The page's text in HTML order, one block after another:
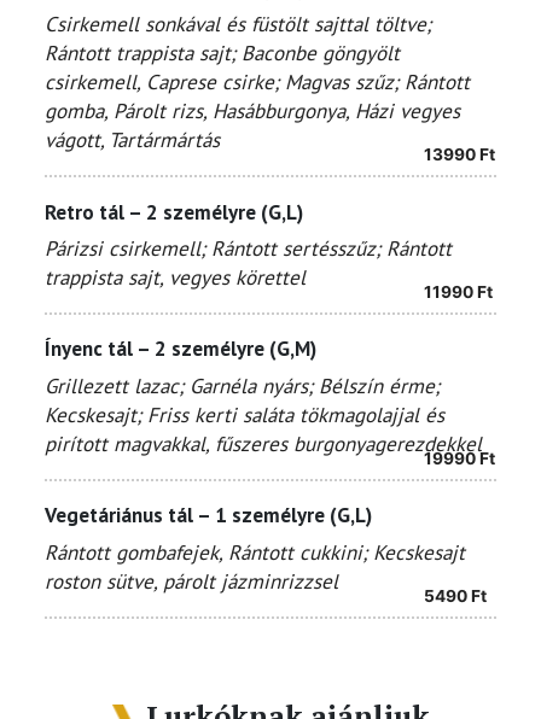
Csirkemell sonkával és füstölt sajttal töltve;
Rántott trappista sajt; Baconbe göngyölt
csirkemell, Caprese csirke; Magvas szűz; Rántott
gomba, Párolt rizs, Hasábburgonya, Házi vegyes
vágott, Tartármártás
13990Ft
Retro tál – 2 személyre (G,L)
Párizsi csirkemell; Rántott sertésszűz; Rántott
trappista sajt, vegyes körettel
11990Ft
Ínyenc tál – 2 személyre (G,M)
Grillezett lazac; Garnéla nyárs; Bélszín érme;
Kecskesajt; Friss kerti saláta tökmagolajjal és
pirított magvakkal, fűszeres burgonyagerezdekkel
19990 Ft
Vegetáriánus tál – 1 személyre (G,L)
Rántott gombafejek, Rántott cukkini; Kecskesajt
roston sütve, párolt jázminrizzsel
5490Ft